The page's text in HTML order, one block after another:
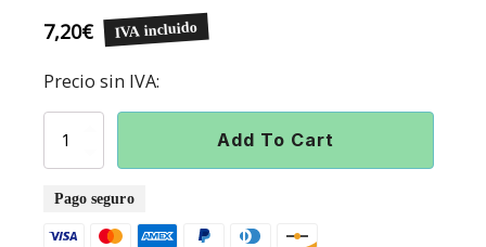
7,20€ IVA incluido
Precio sin IVA:
AGENDA
ESCOLAR
COOL
2021
2022
quantity
Add To Cart
Pago seguro